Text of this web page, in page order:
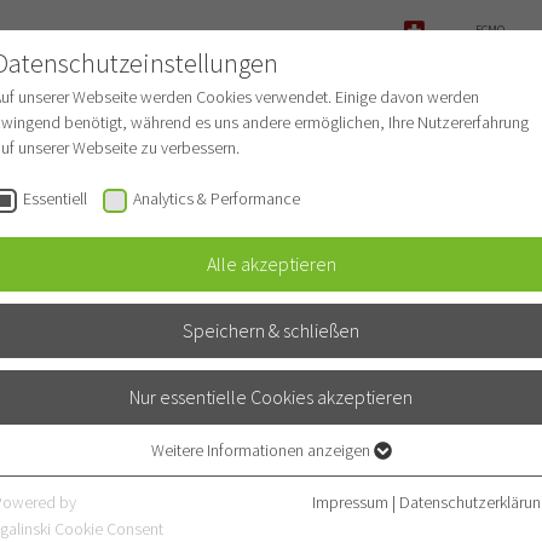
ECMO-
Patienten Für Ärzte
BRONCHOSKOPIE 2.0
Beginn:
18. September
Ende:
19. September
unserer Webseite werden Cookies verwendet. Einige davon werden
benötigt, während es uns andere ermöglichen, Ihre Nutzererfahrung
unserer Webseite zu verbessern.
Essentiell Analytics & Performance
Alle akzeptieren
Speichern & schließen
Nur essentielle Cookies akzeptieren
Essentielle Cookies werden für grundlegende Funktionen der Webseite
benötigt. Dadurch ist gewährleistet, dass die Webseite einwandfrei
Weitere Informationen anzeigen
by
Cookie Consent
Impressum |